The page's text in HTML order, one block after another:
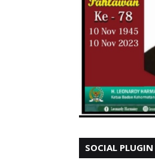
SOCIAL PLUGIN